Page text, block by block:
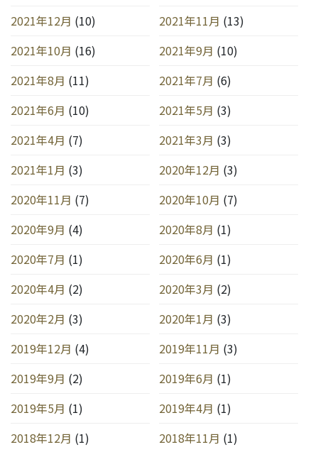
2021年12月 (10) 2021年11月 (13)
2021年10月 (16) 2021年9月 (10)
2021年8月 (11) 2021年7月 (6)
2021年6月 (10) 2021年5月 (3)
2021年4月 (7) 2021年3月 (3)
2021年1月 (3) 2020年12月 (3)
2020年11月 (7) 2020年10月 (7)
2020年9月 (4) 2020年8月 (1)
2020年7月 (1) 2020年6月 (1)
2020年4月 (2) 2020年3月 (2)
2020年2月 (3) 2020年1月 (3)
2019年12月 (4) 2019年11月 (3)
2019年9月 (2) 2019年6月 (1)
2019年5月 (1) 2019年4月 (1)
2018年12月 (1) 2018年11月 (1)